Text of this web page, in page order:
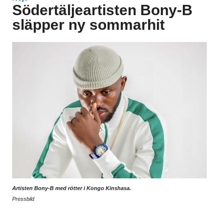
Södertäljeartisten Bony-B
släpper ny sommarhit
Artisten Bony-B med rötter i Kongo Kinshasa.
Pressbild